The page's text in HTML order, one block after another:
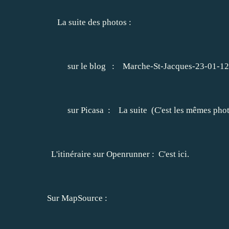
La suite des photos :
sur le blog : Marche-St-Jacques-23-01-12
sur Picasa : La suite (C'est les mêmes
L'itinéraire sur Openrunner : C'est ici.
Sur MapSource :